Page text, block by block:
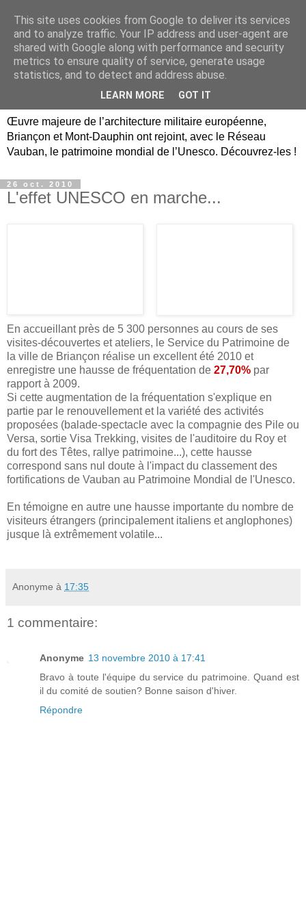
Briançon, Mont-Dauphin,
Vauban Unesco Hautes-
Œuvre majeure de l’architecture militaire européenne,
Briançon et Mont-Dauphin ont rejoint, avec le Réseau
Vauban, le patrimoine mondial de l’Unesco. Découvrez-les !
26 oct. 2010
L'effet UNESCO en marche...
En accueillant près de 5 300 personnes au cours de ses
visites-découvertes et ateliers, le Service du Patrimoine de
la ville de Briançon réalise un excellent été 2010 et
enregistre une hausse de fréquentation de 27,70% par
rapport à 2009.
Si cette augmentation de la fréquentation s'explique en
partie par le renouvellement et la variété des activités
proposées (balade-spectacle avec la compagnie des Pile ou
Versa, sortie Visa Trekking, visites de l'auditoire du Roy et
du fort des Têtes, rallye patrimoine...), cette hausse
correspond sans nul doute à l'impact du classement des
fortifications de Vauban au Patrimoine Mondial de l'Unesco.
En témoigne en autre une hausse importante du nombre de
visiteurs étrangers (principalement italiens et anglophones)
jusque là extrêmement volatile...
Anonyme à 17:35
1 commentaire:
Anonyme 13 novembre 2010 à 17:41
Bravo à toute l'équipe du service du patrimoine. Quand est
il du comité de soutien? Bonne saison d'hiver.
Répondre
This site uses cookies from Google to deliver its services
and to analyze traffic. Your IP address and user-agent are
shared with Google along with performance and security
metrics to ensure quality of service, generate usage
statistics, and to detect and address abuse.
LEARN MORE GOT IT